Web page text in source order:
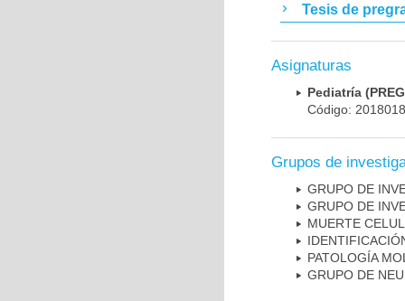
Tesis de
Asignaturas
Pediatría
Código:
Grupos de
GRUPO DE
GRUPO DE
MUERTE
PATOLOGÍA
GRUPO DE